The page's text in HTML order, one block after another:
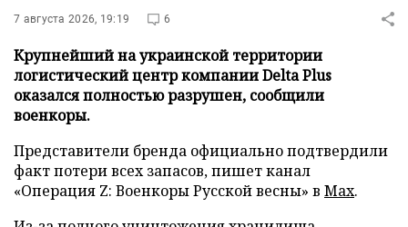
7 августа 2026, 19:19 6
Крупнейший на украинской территории
логистический центр компании Delta Plus
оказался полностью разрушен, сообщили
военкоры.
Представители бренда официально подтвердили
факт потери всех запасов, пишет канал
«Операция Z: Военкоры Русской весны» в Max.